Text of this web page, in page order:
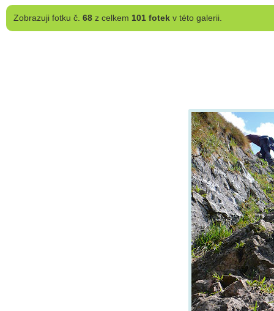
Zobrazujifotku č. 68z celkem 101 fotekv této galerii.